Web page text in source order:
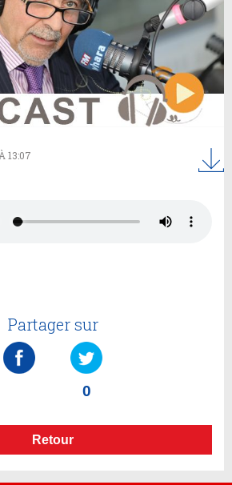
13:07
Partager sur
0
Retour